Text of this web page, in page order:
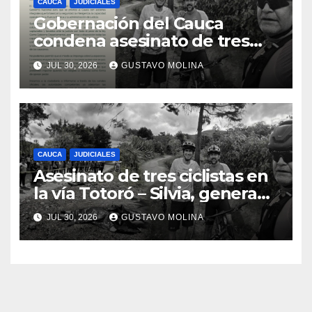
CAUCA JUDICIALES
Gobernación del Cauca
condena asesinato de tres
ciudadanos y exige medidas
urgentes al Gobierno
Nacional
JUL 30, 2026 GUSTAVO MOLINA
CAUCA JUDICIALES
Asesinato de tres ciclistas en
la vía Totoró – Silvia, genera
consternación en el Cauca
JUL 30, 2026 GUSTAVO MOLINA